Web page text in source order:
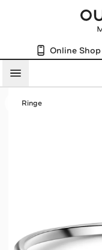
Online Shop
Menü
Ringe